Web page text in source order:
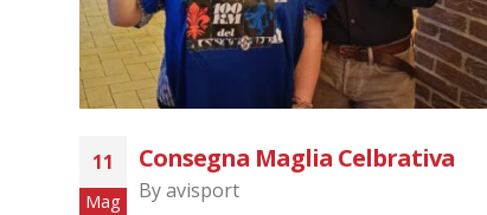
11
Mag
Consegna Maglia Celbrativa
Byavisport